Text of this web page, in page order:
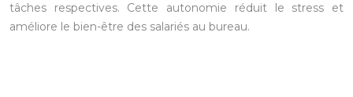
tâches respectives. Cette autonomie réduit le stress et
améliore le bien-être des salariés au bureau.